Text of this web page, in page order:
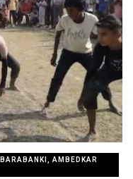
AMBEDKAR